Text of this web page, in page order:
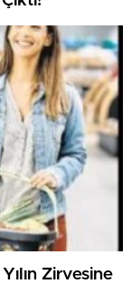
Zirvesine